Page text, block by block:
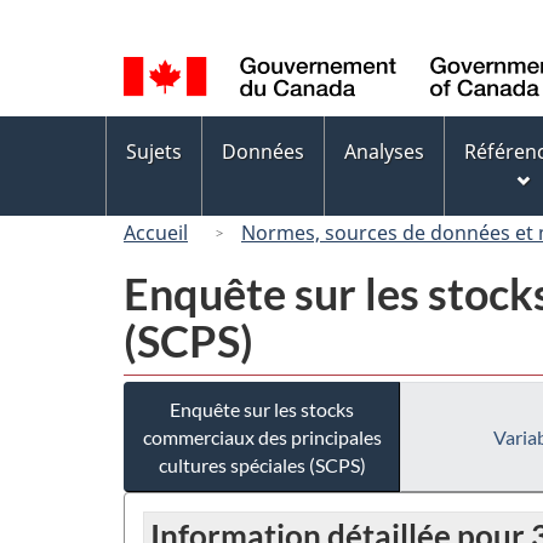
de
la
langue
des
Sujets Données Analyses
Accueil Normes, sources de données et
Enquête sur les
(SCPS)
Enquête sur les stocks
commerciaux des principales
cultures spéciales (SCPS)
Information détaillée pour